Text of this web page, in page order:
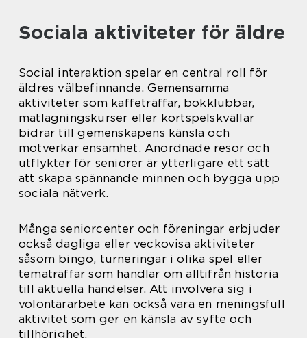
Sociala aktiviteter för äldre
Social interaktion spelar en central roll för
äldres välbefinnande. Gemensamma
aktiviteter som kaffeträffar, bokklubbar,
matlagningskurser eller kortspelskvällar
bidrar till gemenskapens känsla och
motverkar ensamhet. Anordnade resor och
utflykter för seniorer är ytterligare ett sätt
att skapa spännande minnen och bygga upp
sociala nätverk.
Många seniorcenter och föreningar erbjuder
också dagliga eller veckovisa aktiviteter
såsom bingo, turneringar i olika spel eller
tematräffar som handlar om alltifrån historia
till aktuella händelser. Att involvera sig i
volontärarbete kan också vara en meningsfull
aktivitet som ger en känsla av syfte och
tillhörighet.